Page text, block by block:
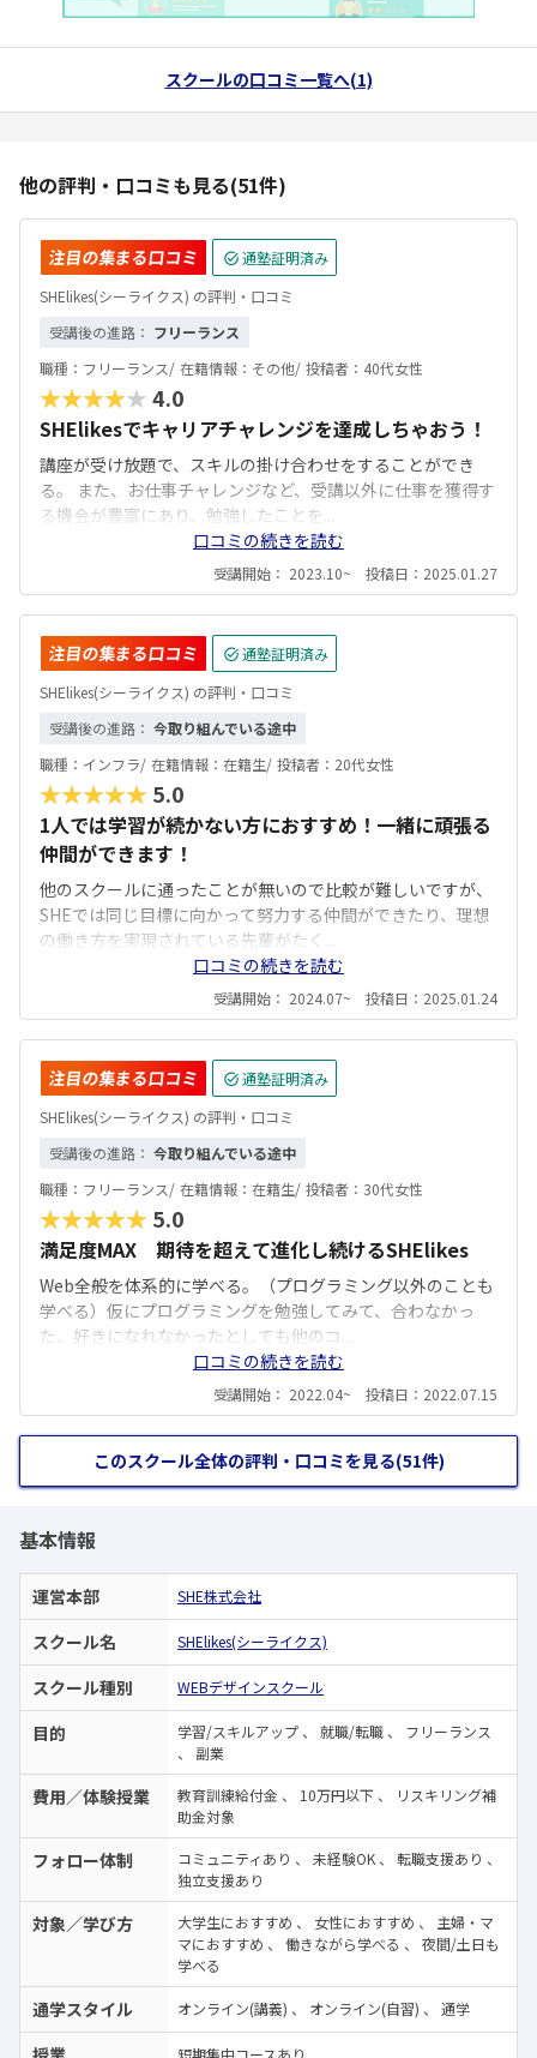
スクールの口コミ一覧へ(1)
他の評判・口コミも見る(51件)
注目の集まる口コミ
通塾証明済み
SHElikes(シーライクス) の評判・口コミ
受講後の進路： フリーランス
職種： フリーランス/ 在籍情報： その他/ 投稿者： 40代女性
★★★★★4.0
SHElikesでキャリアチャレンジを達成しちゃおう！
講座が受け放題で、スキルの掛け合わせをすることができ
る。 また、お仕事チャレンジなど、受講以外に仕事を獲得す
る機会が豊富にあり、勉強したことを...
口コミの続きを読む
受講開始： 2023.10~ 投稿日：2025.01.27
注目の集まる口コミ
通塾証明済み
SHElikes(シーライクス) の評判・口コミ
受講後の進路： 今取り組んでいる途中
職種： インフラ/ 在籍情報： 在籍生/ 投稿者： 20代女性
★★★★★ 5.0
1人では学習が続かない方におすすめ！一緒に頑張る
仲間ができます！
他のスクールに通ったことが無いので比較が難しいですが、
SHEでは同じ目標に向かって努力する仲間ができたり、理想
の働き方を実現されている先輩がたく...
口コミの続きを読む
受講開始： 2024.07~ 投稿日：2025.01.24
注目の集まる口コミ
通塾証明済み
SHElikes(シーライクス) の評判・口コミ
受講後の進路： 今取り組んでいる途中
職種： フリーランス/ 在籍情報： 在籍生/ 投稿者： 30代女性
★★★★★ 5.0
満足度MAX 期待を超えて進化し続けるSHElikes
Web全般を体系的に学べる。（プログラミング以外のことも
学べる）仮にプログラミングを勉強してみて、合わなかっ
た、好きになれなかったとしても他のコ...
口コミの続きを読む
受講開始： 2022.04~ 投稿日：2022.07.15
このスクール全体の評判・口コミを見る(51件)
基本情報
運営本部 SHE株式会社
スクール名 SHElikes(シーライクス)
スクール種別 WEBデザインスクール
目的 学習/スキルアップ 、 就職/転職 、 フリーランス
、 副業
費用／体験授業 教育訓練給付金 、 10万円以下 、
リスキリング補
助金対象
フォロー体制 コミュニティあり 、 未経験OK 、 転職支援あり 、
独立支援あり
対象／学び方 大学生におすすめ 、 女性におすすめ 、 主婦・マ
マにおすすめ 、 働きながら学べる 、 夜間/土日も
学べる
通学スタイル オンライン(講義) 、 オンライン(自習) 、 通学
短期集中コースあり